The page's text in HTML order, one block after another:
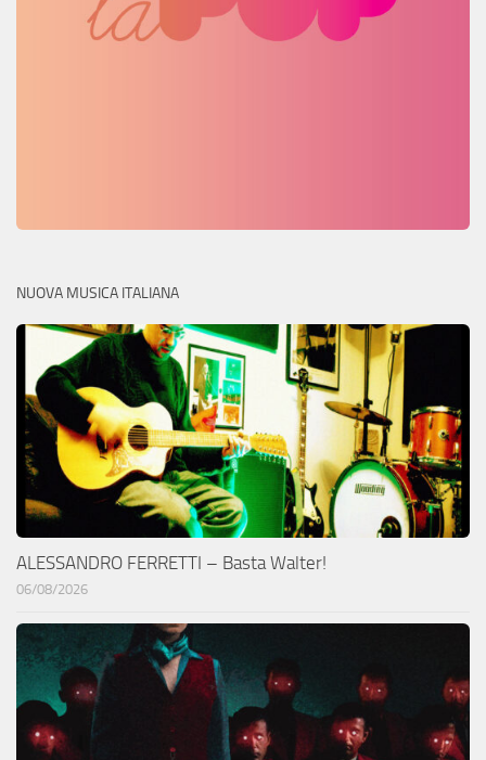
NUOVA MUSICA ITALIANA
ALESSANDRO FERRETTI – Basta Walter!
06/08/2026